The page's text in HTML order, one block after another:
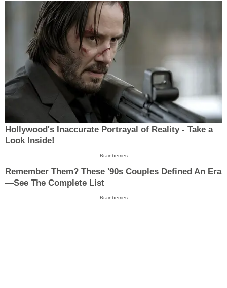
Hollywood's Inaccurate Portrayal of Reality - Take a
Look Inside!
Brainberries
Remember Them? These '90s Couples Defined An Era
—See The Complete List
Brainberries